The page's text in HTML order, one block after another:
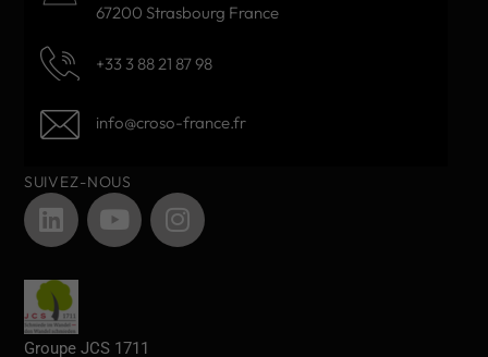
67200 Strasbourg France
+33 3 88 21 87 98
info@croso-france.fr
SUIVEZ-NOUS
Groupe JCS 1711